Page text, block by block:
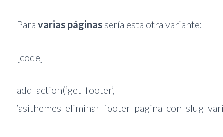
Para varias páginassería esta otra variante:
[code]
add_action(‘get_footer’,